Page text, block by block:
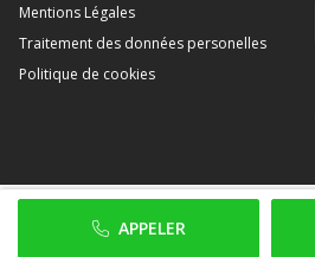
APPELER
Mentions Légales
Traitement des données personelles
Politique de cookies